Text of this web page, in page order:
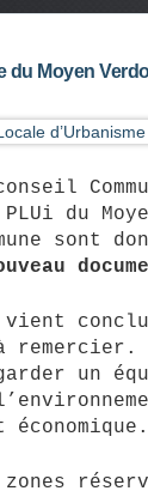
du Moyen
du
sont
vient
un